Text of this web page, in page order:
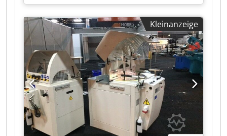
Chodpoh Axryefx Akcsa Online-Video-Inspection
by Skype-Video We would be very pleased with
your visit - more machines on Stock Available
Immediately - Can be inspect On Stock
Emskirchen / Nürnberg - Can be test
Kleinanzeige